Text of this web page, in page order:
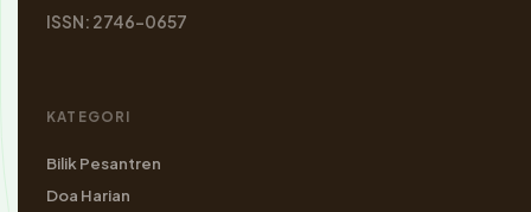
ISSN: 2746-0657
KATEGORI
Bilik Pesantren
Doa Harian